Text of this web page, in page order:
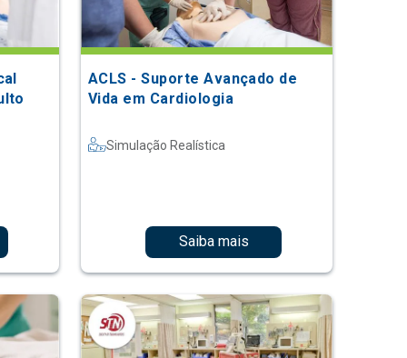
ACLS - Suporte Avançado de
Vida em Cardiologia
Simulação Realística
Saiba mais